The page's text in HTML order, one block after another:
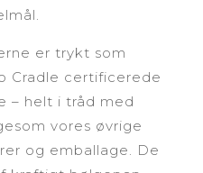
er trykt som
Cradle certificerede
– helt i tråd med
vores øvrige
og emballage. De